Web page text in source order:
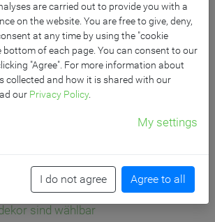
MIT
FÜR EINE
BOX
Ral- Farben für die Tischgestelle und
sind wählbar
are carried out to provide you with a
on the website. You are free to give, deny,
at any time by using the "cookie
bottom of each page. You can consent to our
"Agree". For more information about
collected and how it is shared with our
our Privacy Policy.
My settings
I do not agree Agree to all